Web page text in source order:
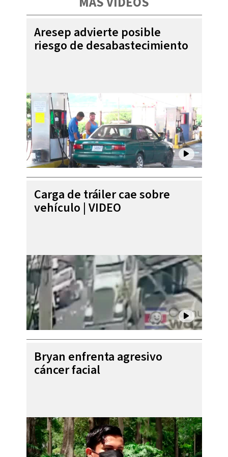
Aresep advierte posible
riesgo de desabastecimiento
Carga de tráiler cae sobre
vehículo | VIDEO
Bryan enfrenta agresivo
cáncer facial